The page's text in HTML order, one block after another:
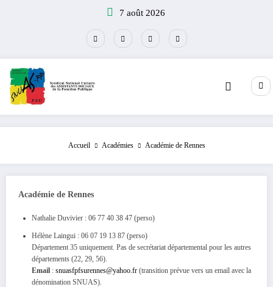
7 août 2026
Accueil Académies Académie de Rennes
Académie de Rennes
Nathalie Duvivier : 06 77 40 38 47 (perso)
Hélène Laingui : 06 07 19 13 87 (perso)
Département 35 uniquement. Pas de secrétariat départemental pour les autres
départements (22, 29, 56).
Email : snuasfpfsurennes@yahoo.fr (transition prévue vers un email avec la
dénomination SNUAS).